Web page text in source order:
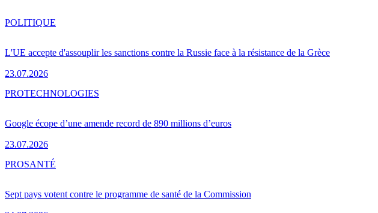
L'UE accepte d'assouplir les sanctions contre la Russie face à la résistance de la Grèce
23.07.2026
POLITIQUE
Google écope d’une amende record de 890 millions d’euros
23.07.2026
PROTECHNOLOGIES
Sept pays votent contre le programme de santé de la Commission
PROSANTÉ